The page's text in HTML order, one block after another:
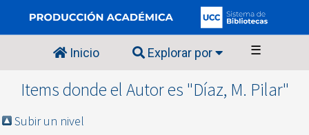
Inicio Explorar por ☰
Items donde el Autor es "Díaz, M. Pilar"
Subir un nivel